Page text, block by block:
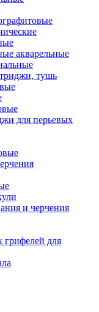
акварельные
тушь
для перьевых
и черчения
грифелей для